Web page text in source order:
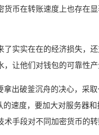
币在转账速度上也存在
实实在在的经济损失，
让他们对钱包的可靠性
出破釜沉舟的决心，
速度，要加大对服务器
手段对不同加密货币的